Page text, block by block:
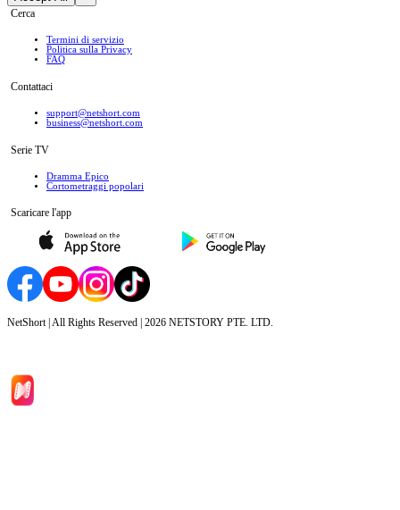
Cerca
Termini di servizio
Politica sulla Privacy
FAQ
Contattaci
support@netshort.com
business@netshort.com
Serie TV
Dramma Epico
‌Cortometraggi popolari
Scaricare l'app
NetShort | All Rights Reserved | 2026 NETSTORY PTE. LTD.